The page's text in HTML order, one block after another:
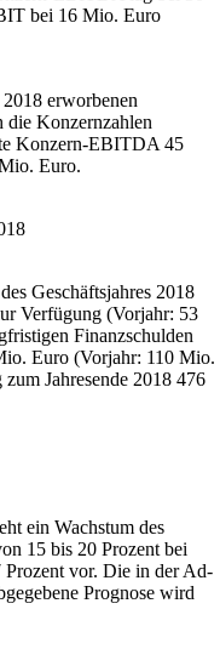
bei 16 Mio. Euro
erworbenen
die Konzernzahlen
Konzern-EBITDA 45
Euro.
Geschäftsjahres 2018
Verfügung (Vorjahr: 53
Finanzschulden
Euro (Vorjahr: 110 Mio.
Jahresende 2018 476
ein Wachstum des
15 bis 20 Prozent bei
vor. Die in der Ad-
Prognose wird